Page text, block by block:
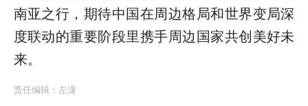
南亚之行，期待中国在周边格局和世界变局深
度联动的重要阶段里携手周边国家共创美好未
来。
责任编辑： 左潇